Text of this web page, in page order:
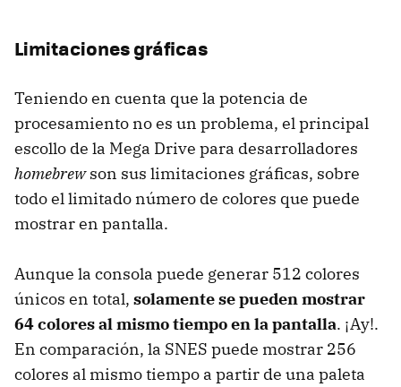
Limitaciones gráficas
Teniendo en cuenta que la potencia de
procesamiento no es un problema, el principal
escollo de la Mega Drive para desarrolladores
homebrewson sus limitaciones gráficas, sobre
todo el limitado número de colores que puede
mostrar en pantalla.
Aunque la consola puede generar 512 colores
únicos en total, solamente se pueden mostrar
64 colores al mismo tiempo en la pantalla. ¡Ay!.
En comparación, la SNES puede mostrar 256
colores al mismo tiempo a partir de una paleta